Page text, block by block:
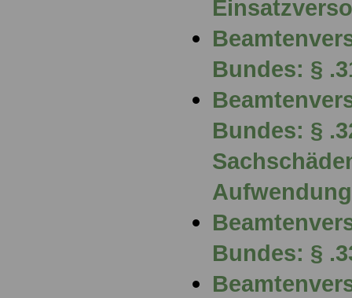
Bundes: §
Bundes: §
Bundes: §